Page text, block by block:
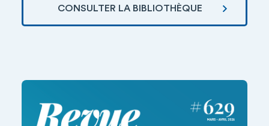
CONSULTER LA BIBLIOTHÈQUE